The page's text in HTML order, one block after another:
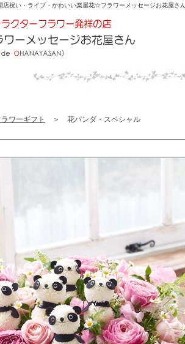
店祝い・ライブ・かわいい楽屋花☆フラワーメッセージお花屋さ
ワーギフト ＞ 花パンダ・スペシャル